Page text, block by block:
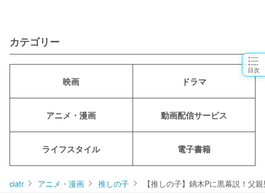
目次
カテゴリー
映画 ドラマ
アニメ・漫画 動画配信サービス
ライフスタイル 電子書籍
ciatr アニメ・漫画 推しの子 【推しの子】鏑木Pに黒幕説！父